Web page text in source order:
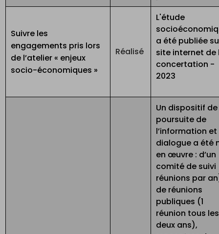
Suivre les
engagements pris lors
de l’atelier « enjeux
socio-économiques »
Réalisé
L'étude
a été publiée
site internet de
concertation -
2023
Un dispositif de
poursuite de
l’information
dialogue a été
en œuvre : d’un
comité de suivi
réunions par
de réunions
publiques (1
réunion tous les
deux ans),